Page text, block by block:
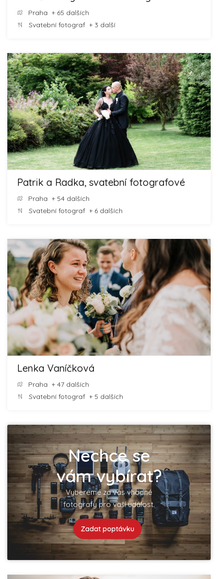
Praha + 65 dalších
Svatební fotograf + 3 další
Patrik a Radka, svatební fotografové
Praha + 54 dalších
Svatební fotograf + 6 dalších
Lenka Vaníčková
Praha + 47 dalších
Svatební fotograf + 5 dalších
Nechce se
vám vybírat?
Vybereme za vás vhodné
fotografy pro vaší událost.
Zadat poptávku